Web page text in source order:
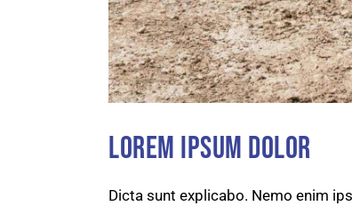
LOREM IPSUM DOLOR
Dicta sunt explicabo. Nemo enim